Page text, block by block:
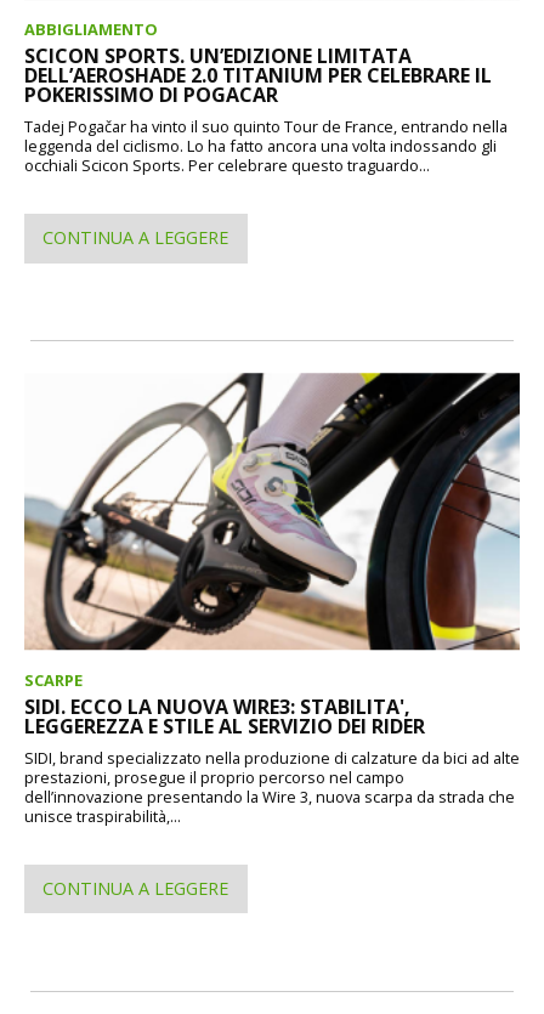
ABBIGLIAMENTO
SCICON SPORTS. UN’EDIZIONE LIMITATA
DELL’AEROSHADE 2.0 TITANIUM PER CELEBRARE IL
POKERISSIMO DI POGACAR
Tadej Pogačar ha vinto il suo quinto Tour de France, entrando nella
leggenda del ciclismo. Lo ha fatto ancora una volta indossando gli
occhiali Scicon Sports. Per celebrare questo traguardo...
CONTINUA A LEGGERE
SCARPE
SIDI. ECCO LA NUOVA WIRE3: STABILITA',
LEGGEREZZA E STILE AL SERVIZIO DEI RIDER
SIDI, brand specializzato nella produzione di calzature da bici ad alte
prestazioni, prosegue il proprio percorso nel campo
dell’innovazione presentando la Wire 3, nuova scarpa da strada che
unisce traspirabilità,...
CONTINUA A LEGGERE